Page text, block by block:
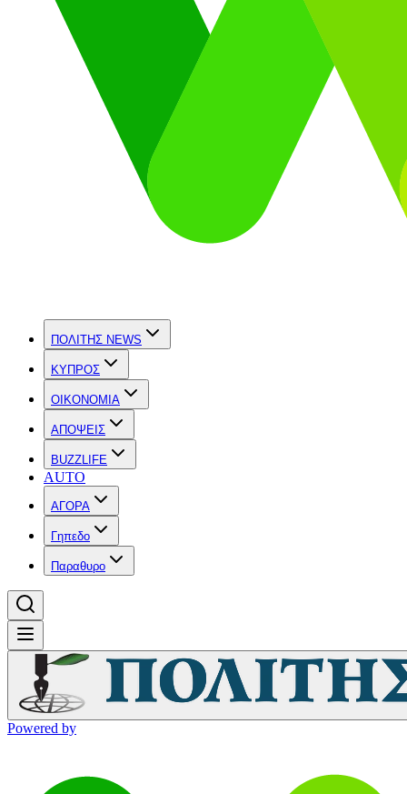
ΠΟΛΙΤΗΣ NEWS
ΚΥΠΡΟΣ
OIKONOMIA
ΑΠΟΨΕΙΣ
BUZZLIFE
AUTO
ΑΓΟΡΑ
Γηπεδο
Παραθυρο
Powered by